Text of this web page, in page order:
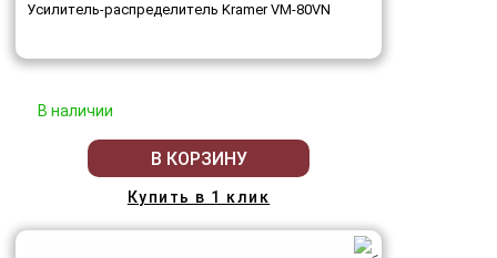
Усилитель-распределитель Kramer VM-80VN
В наличии
В КОРЗИНУ
Купить в 1 клик